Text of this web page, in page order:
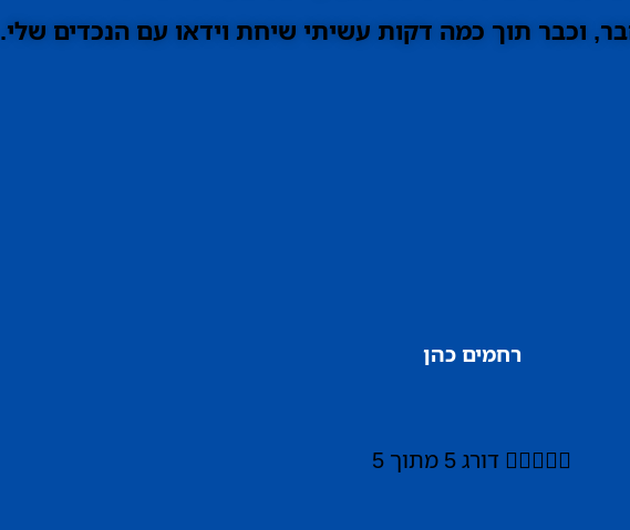
וכבר תוך כמה דקות עשיתי שיחת וידאו עם הנכדים שלי.
רחמים כהן
 דורג 5 מתוך 5